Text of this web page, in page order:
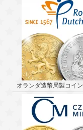
オランダ造幣局製コイン